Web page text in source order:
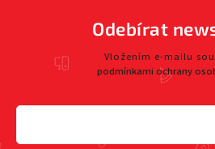
Odebírat
Vložením e-mailu
podmínkami ochrany